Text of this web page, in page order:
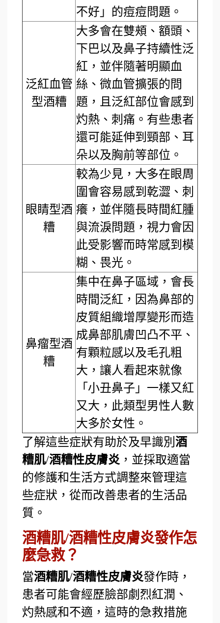
不好」的痘痘問題。
泛紅血管
型酒糟
大多會在雙頰、額頭、
下巴以及鼻子持續性泛
紅，並伴隨著明顯血
絲、微血管擴張的問
題，且泛紅部位會感到
灼熱、刺痛。有些患者
還可能延伸到頸部、耳
朵以及胸前等部位。
眼睛型酒
糟
較為少見，大多在眼周
圍會容易感到乾澀、刺
癢，並伴隨長時間紅腫
與流淚問題，視力會因
此受影響而時常感到模
糊、畏光。
鼻瘤型酒
糟
集中在鼻子區域，會長
時間泛紅，因為鼻部的
皮質組織增厚變形而造
成鼻部肌膚凹凸不平、
有顆粒感以及毛孔粗
大，讓人看起來就像
「小丑鼻子」一樣又紅
又大，此類型男性人數
大多於女性。
了解這些症狀有助於及早識別 酒
糟肌/酒糟性皮膚炎 ，並採取適當
的修護和生活方式調整來管理這
些症狀，從而改善患者的生活品
質。
酒糟肌/酒糟性皮膚炎發作怎
麼急救？
當酒糟肌/酒糟性皮膚炎發作時，
患者可能會經歷臉部劇烈紅潤、
灼熱感和不適，這時的急救措施